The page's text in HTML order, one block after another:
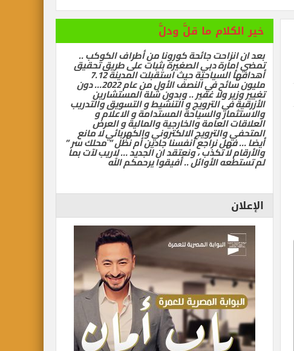
خير الكلام ما قلَّ ودلَّ
بعد ان انزاحت جائحة كورونا من أطراف الكوكب ..
تمضي إمارة دبي الصغيرة بثبات على طريق تحقيق
أهدافها السياحية حيث استقبلت المدينة 7.12
مليون سائح في النصف الأول من عام 2022… دون
تغيير وزير ولا غفير .. وبدون شلة المستشارين
الأزرقية في الترويج و التنشيط و التسويق والتدريب
والاستثمار والسياحة المستدامة و الاعلام و
العلاقات العامة والخارجية والمالية و العرض
المتحفي والترويج الالكتروني والكهربائي لا مانع
أيضا … فهل نراجع أنفسنا جادين أم نظل ” محلك سر ”
والأرقام لا تكذب ، ونعتقد ان الجديد … لاريب لآت بما
لم تستطعه الأوائل .. أفيقوا يرحمكم الله
الإعلان